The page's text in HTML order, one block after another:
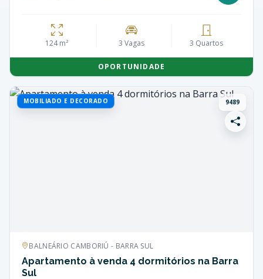
124 m² 3 Vagas 3 Quartos
OPORTUNIDADE
MOBILIADO E DECORADO 9489
BALNEÁRIO CAMBORIÚ - BARRA SUL
Apartamento à venda 4 dormitórios na Barra
Sul